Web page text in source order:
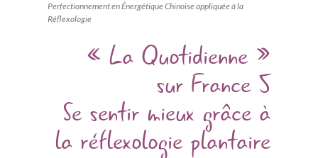
Perfectionnement en Énergétique Chinoise appliquée à la
Réflexologie
« La Quotidienne »
sur France 5
Se sentir mieux grâce à
la réflexologie plantaire